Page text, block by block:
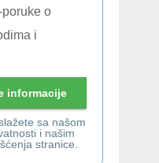
o
i
sa našom
i našim
stranice.